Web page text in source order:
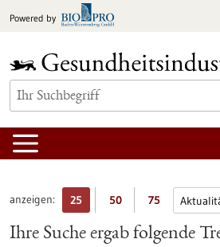
Inhalt
Powered by
anzeigen: 25 50 75
Ihre Suche ergab folgende